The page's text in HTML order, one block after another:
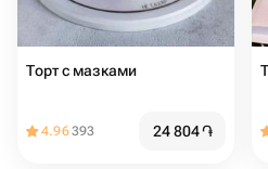
Торт с мазками
4.96393 24 804֏